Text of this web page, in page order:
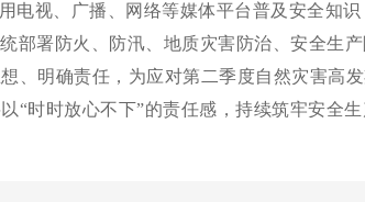
电视、广播、网络等媒体平台普及安全知识
部署防火、防汛、地质灾害防治 、安全生
、明确责任，为应对第二季度自然灾害高
“时时放心不下”的责任感，持续筑牢安全